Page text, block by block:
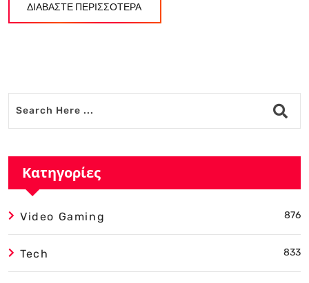
ΔΙΑΒΑΣΤΕ ΠΕΡΙΣΣΟΤΕΡΑ
Κατηγορίες
Video Gaming 876
Tech 833